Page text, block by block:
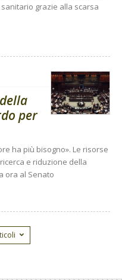
grazie alla scarsa
per
ha più bisogno». Le risorse
e riduzione della
ora al Senato